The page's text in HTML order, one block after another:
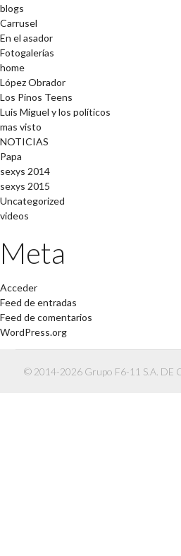
blogs
Carrusel
En el asador
Fotogalerías
home
López Obrador
Los Pinos Teens
Luis Miguel y los políticos
mas visto
NOTICIAS
Papa
sexys 2014
sexys 2015
Uncategorized
videos
Meta
Acceder
Feed de entradas
Feed de comentarios
WordPress.org
© 2014-2026 Grupo F6-11 S.A. DE